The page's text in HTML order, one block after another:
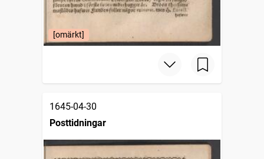
[omärkt]
1645-04-30
Posttidningar